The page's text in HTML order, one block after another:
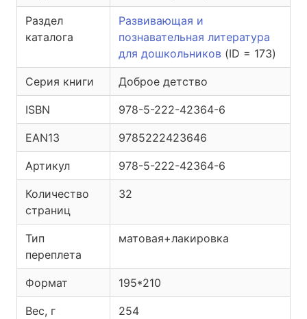
Раздел
каталога
Развивающая и
познавательная литература
для дошкольников (ID = 173)
Серия книги Доброе детство
ISBN 978-5-222-42364-6
EAN13 9785222423646
Артикул 978-5-222-42364-6
Количество
страниц
32
Тип
переплета
матовая+лакировка
Формат 195*210
Вес, г 254